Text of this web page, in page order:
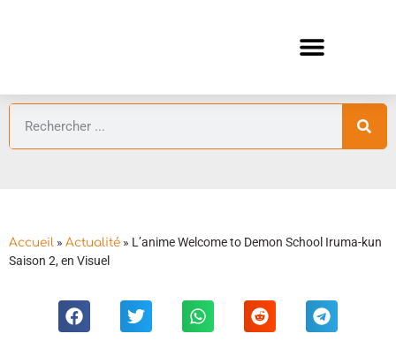
Accueil » Actualité » L’anime Welcome to Demon School Iruma-kun
Saison 2, en Visuel